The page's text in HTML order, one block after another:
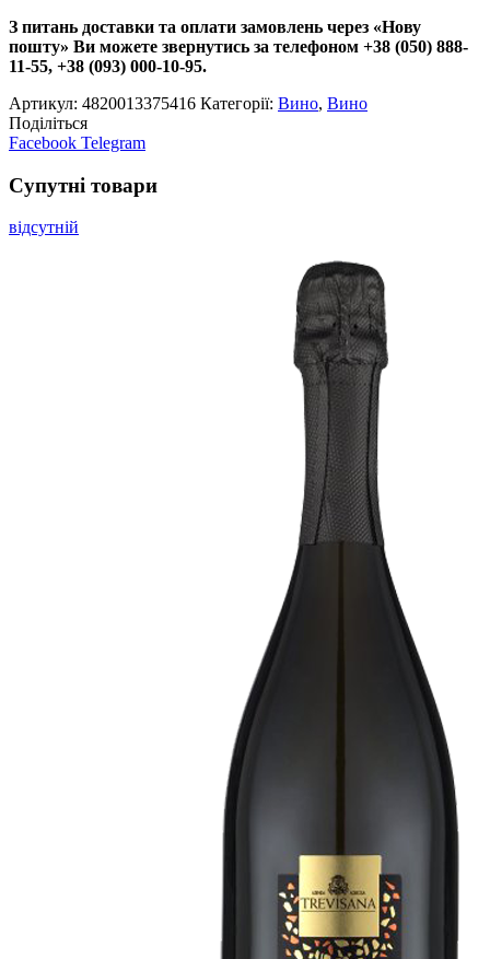
З питань доставки та оплати замовлень через «Нову
пошту» Ви можете звернутись за телефоном +38 (050) 888-
11-55, +38 (093) 000-10-95.
Артикул: 4820013375416 Категорії: Вино, Вино
Поділіться
Facebook Telegram
Супутні товари
відсутній